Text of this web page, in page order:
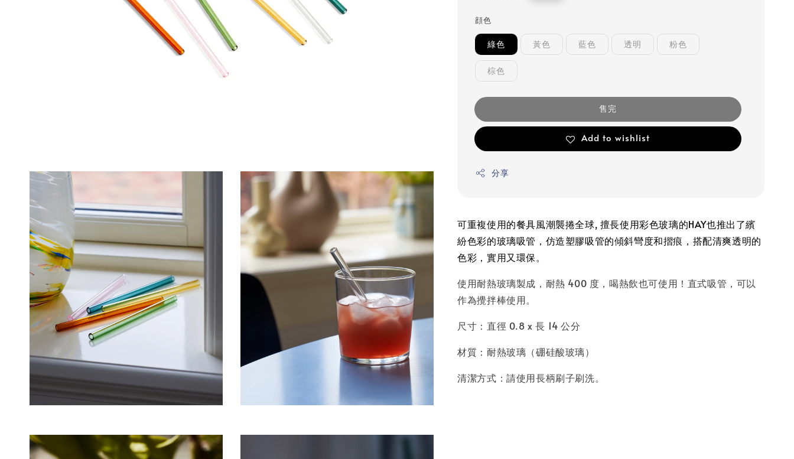
顔色
綠色 黃色 藍色 透明 粉色
棕色
售完
Add to wishlist
分享
可重複使用的餐具風潮襲捲全球, 擅長使用彩色玻璃的HAY也推出了繽
紛色彩的玻璃吸管，仿造塑膠吸管的傾斜彎度和摺痕，搭配清爽透明的
色彩，實用又環保。
使用耐熱玻璃製成，耐熱 400 度，喝熱飲也可使用！直式吸管，可以
作為攪拌棒使用。
尺寸：直徑 0.8 x 長 14 公分
材質：耐熱玻璃（硼硅酸玻璃）
清潔方式：請使用長柄刷子刷洗。